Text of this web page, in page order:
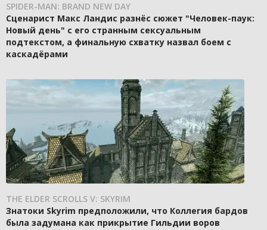
SPIDER-MAN: BRAND NEW DAY
Сценарист Макс Ландис разнёс сюжет "Человек-паук:
Новый день" с его странным сексуальным
подтекстом, а финальную схватку назвал боем с
каскадёрами
THE ELDER SCROLLS V: SKYRIM
Знатоки Skyrim предположили, что Коллегия бардов
была задумана как прикрытие Гильдии воров